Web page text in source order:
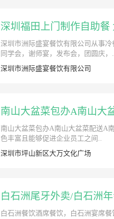
深圳福田上门制作自助餐
深圳市洲际盛宴餐饮有限公司从事
同学会，谢师宴，发布会，团圆庆，
深圳市洲际盛宴餐饮有限公司
南山大盆菜包办A南山大
南山大盆菜包办A南山大盆菜配送A
色丰富且能够促进企业员工之间..
深圳市坪山新区大万文化广场
白石洲尾牙外卖/白石洲
白石洲餐饮酒席餐饮，白石洲宴席